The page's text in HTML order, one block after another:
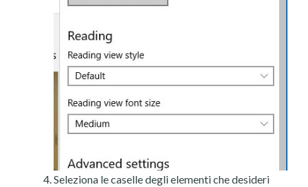
Seleziona le caselle degli elementi che desideri